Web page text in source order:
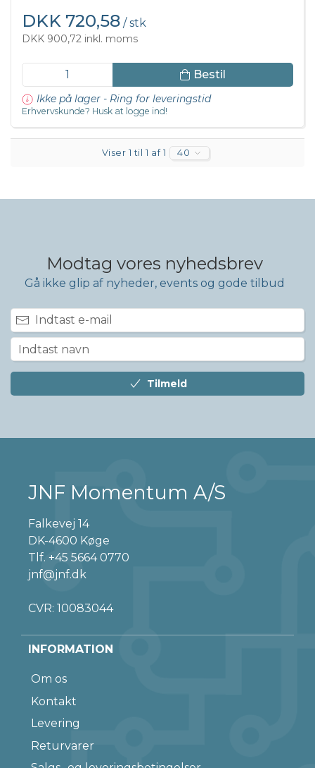
DKK 720,58 / stk
DKK 900,72 inkl. moms
Bestil
Ikke på lager - Ring for leveringstid
Erhvervskunde? Husk at logge ind!
Viser 1 til 1 af 1 40
Modtag vores nyhedsbrev
Gå ikke glip af nyheder, events og gode tilbud
Tilmeld
JNF Momentum A/S
Falkevej 14
DK-4600 Køge
Tlf. +45 5664 0770
jnf@jnf.dk
CVR: 10083044
INFORMATION
Om os
Kontakt
Levering
Returvarer